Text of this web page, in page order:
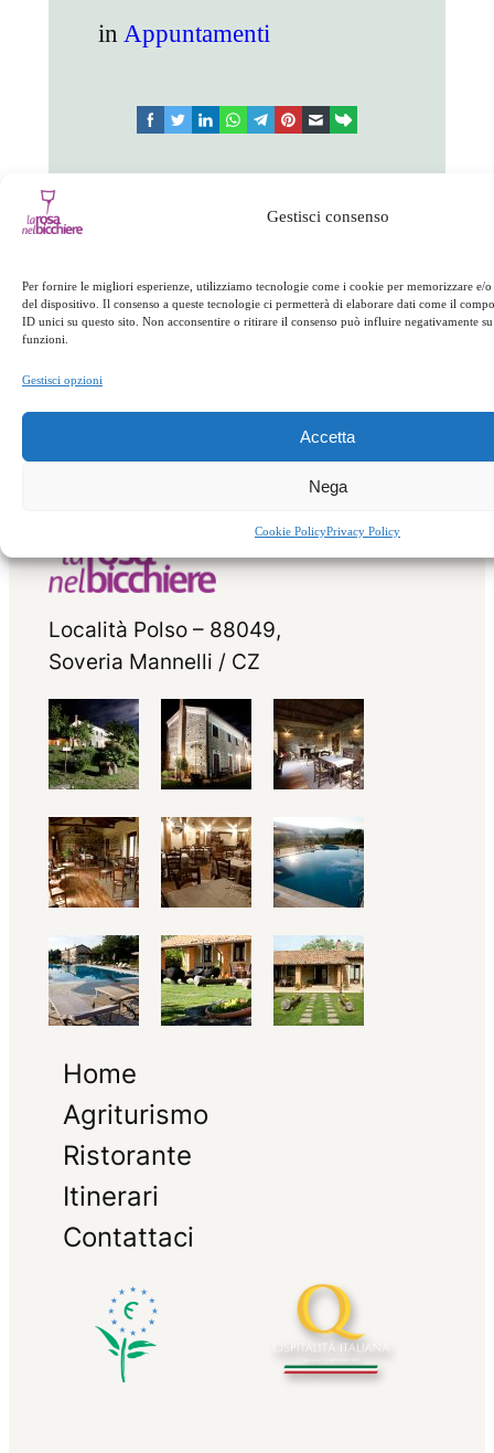
Gestisci consenso
Per fornire le migliori esperienze, utilizziamo tecnologie come i cookie per memorizzare e/
del dispositivo. Il consenso a queste tecnologie ci permetterà di elaborare dati come il
ID unici su questo sito. Non acconsentire o ritirare il consenso può influire negativamente
funzioni.
Gestisci opzioni
Accetta
Nega
Cookie PolicyPrivacy Policy
in Appuntamenti
facebooktwitterlinkedinwhatsapptelegram
pinterest email link
Appuntamenti
← Precedente:Il
tesoro della Sila
Successivo:
Pranzo
della domenica →
Località Polso – 88049,
Soveria Mannelli / CZ
Home
Agriturismo
Ristorante
Itinerari
Contattaci